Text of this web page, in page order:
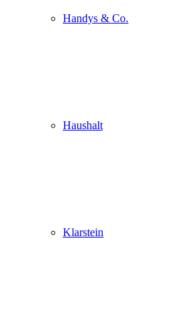
Handys & Co.
Haushalt
Klarstein